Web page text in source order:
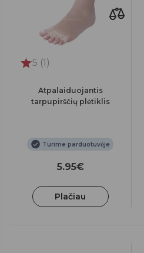
5 (1)
Atpalaiduojantis
tarpupirščių plėtiklis
Turime parduotuvėje
5.95€
Plačiau